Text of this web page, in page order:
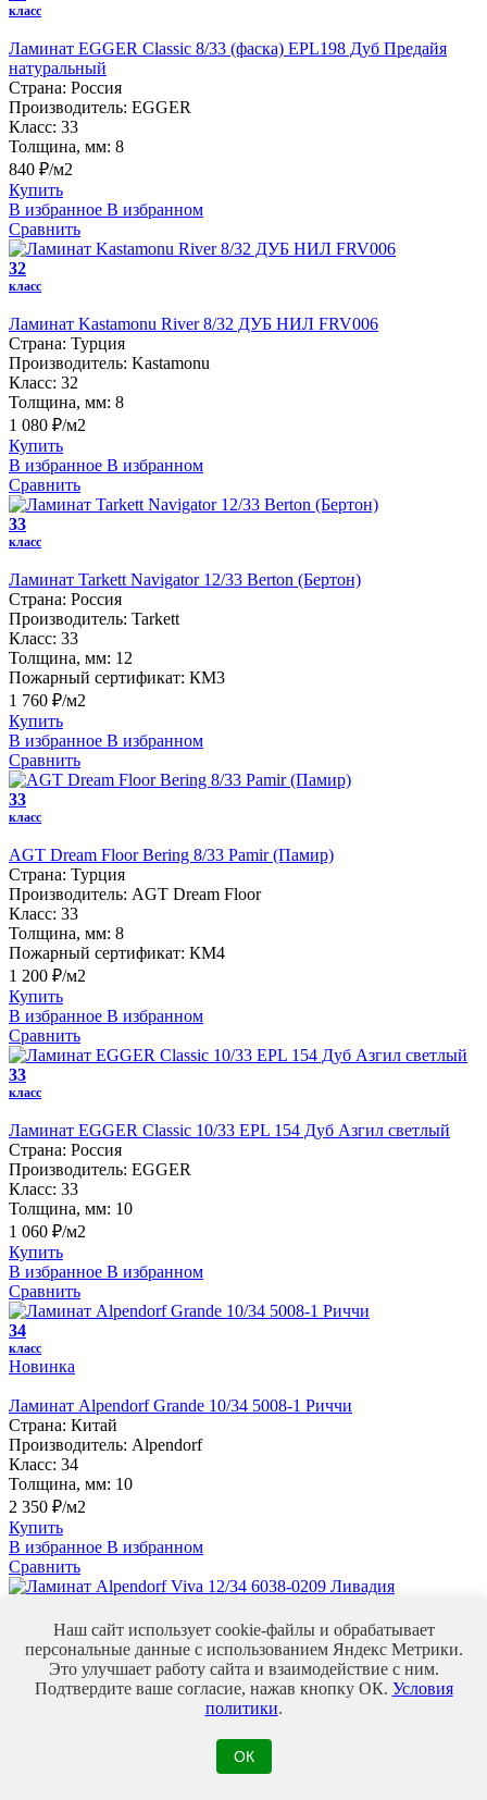
класс
Ламинат EGGER Classic 8/33 (фаска) EPL198 Дуб Предайя
натуральный
Страна: Россия
Производитель: EGGER
Класс: 33
Толщина, мм: 8
840 ₽/м2
Купить
В избранное В избранном
Сравнить
32
класс
Ламинат Kastamonu River 8/32 ДУБ НИЛ FRV006
Страна: Турция
Производитель: Kastamonu
Класс: 32
Толщина, мм: 8
1 080 ₽/м2
Купить
В избранное В избранном
Сравнить
33
класс
Ламинат Tarkett Navigator 12/33 Berton (Бертон)
Страна: Россия
Производитель: Tarkett
Класс: 33
Толщина, мм: 12
Пожарный сертификат: КМ3
1 760 ₽/м2
Купить
В избранное В избранном
Сравнить
33
класс
AGT Dream Floor Bering 8/33 Pamir (Памир)
Страна: Турция
Производитель: AGT Dream Floor
Класс: 33
Толщина, мм: 8
Пожарный сертификат: КМ4
1 200 ₽/м2
Купить
В избранное В избранном
Сравнить
33
класс
Ламинат EGGER Classic 10/33 EPL 154 Дуб Азгил светлый
Страна: Россия
Производитель: EGGER
Класс: 33
Толщина, мм: 10
1 060 ₽/м2
Купить
В избранное В избранном
Сравнить
34
класс
Новинка
Ламинат Alpendorf Grande 10/34 5008-1 Риччи
Страна: Китай
Производитель: Alpendorf
Класс: 34
Толщина, мм: 10
2 350 ₽/м2
Купить
В избранное В избранном
Сравнить
Новинка
Ламинат Alpendorf Viva 12/34 6038-0209 Ливадия
Страна: Китай
Наш сайт использует cookie-файлы и обрабатывает
персональные данные с использованием Яндекс Метрики.
Это улучшает работу сайта и взаимодействие с ним.
Подтвердите ваше согласие, нажав кнопку ОК. Условия
политики.
ОК